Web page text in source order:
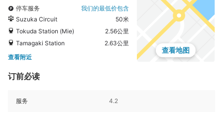
停车服务
我们的最低价包含
Suzuka Circuit
50米
Tokuda Station (Mie)
2.56公里
Tamagaki Station
2.63公里
查看附近
查看地图
订前必读
服务 4.2